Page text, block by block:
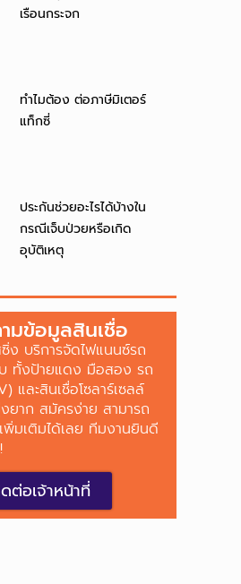
เรือนกระจก
ทำไมต้อง ต่อภาษีมิเตอร์
แท็กซี่
ประกันช่วยอะไรได้บ้างใน
กรณีเจ็บป่วยหรือเกิด
อุบัติเหตุ
มข้อมูลสินเชื่อ
บริการจัดไฟแนนซ์รถ
ทั้งป้ายแดง มือสอง รถ
และสินเชื่อโซลาร์เซลล์
ยาก สมัครง่าย สามารถ
มเติมได้เลย ทีมงานยินดี
ต่อเจ้าหน้าที่